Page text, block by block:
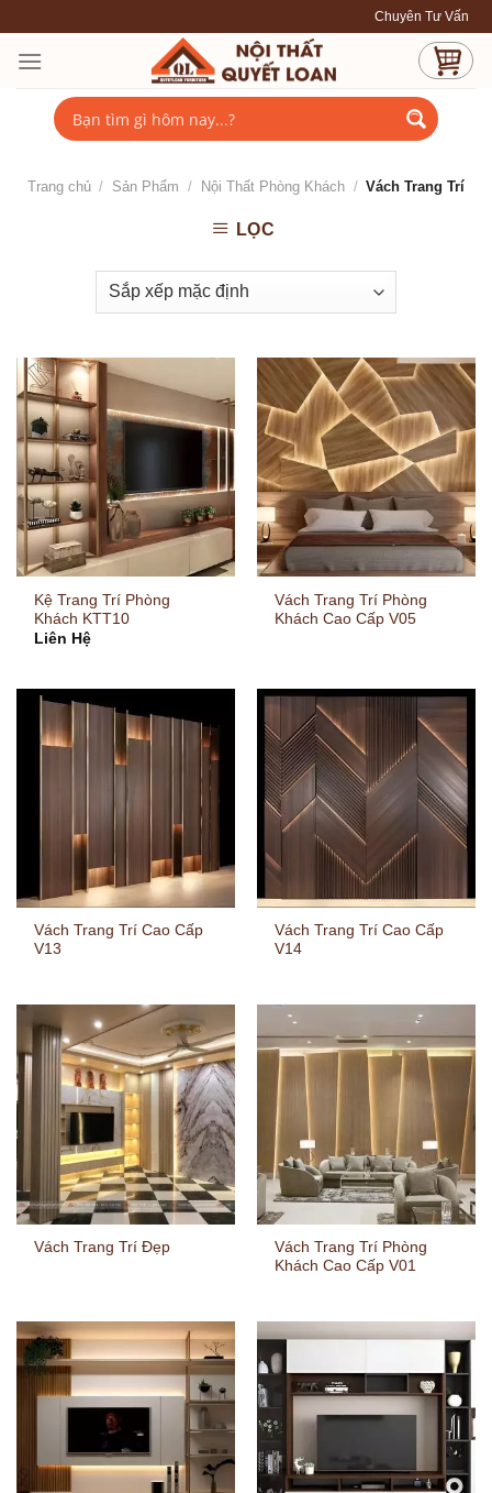
content
Chuyên Tư Vấn - Thiết
Trang chủ / Sản Phẩm / Nội Thất Phòng Khách / Vách Trang Trí
LỌC
Kệ Trang Trí Phòng
Khách KTT10
Liên Hệ
Vách Trang Trí Phòng
Khách Cao Cấp V05
Vách Trang Trí Cao Cấp
V13
Vách Trang Trí Cao Cấp
V14
Vách Trang Trí Đẹp
Vách Trang Trí Phòng
Khách Cao Cấp V01